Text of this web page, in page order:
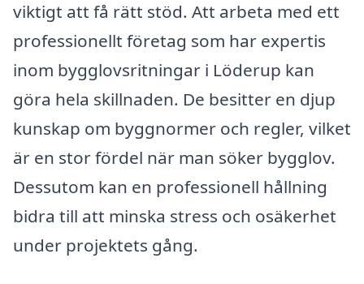
viktigt att få rätt stöd. Att arbeta med ett
professionellt företag som har expertis
inom bygglovsritningar i Löderup kan
göra hela skillnaden. De besitter en djup
kunskap om byggnormer och regler, vilket
är en stor fördel när man söker bygglov.
Dessutom kan en professionell hållning
bidra till att minska stress och osäkerhet
under projektets gång.